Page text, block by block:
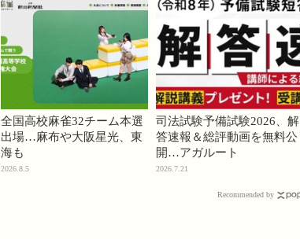
全国高校麻雀32チーム本選
出場…麻布や大阪星光、東
海も
2026.8.5
司法試験予備試験2026、解
答速報＆総評動画を無料公
開…アガルート
2026.7.21
Recommended by